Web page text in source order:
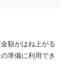
額がはね上がる
準備に利用でき